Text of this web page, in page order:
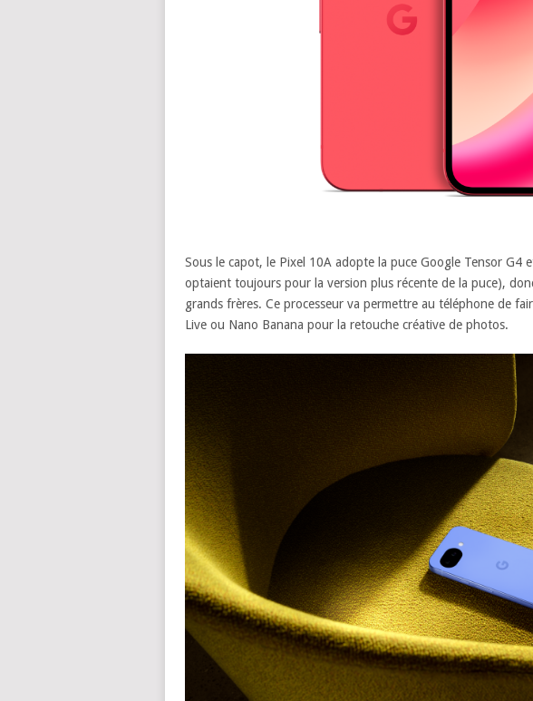
Sous le capot, le Pixel 10A adopte la puce Google Tensor G4
optaient toujours pour la version plus récente de la puce),
grands frères. Ce processeur va permettre au téléphone de
Live ou Nano Banana pour la retouche créative de photos.